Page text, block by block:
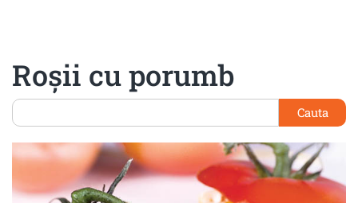
Roşii cu porumb
Cauta